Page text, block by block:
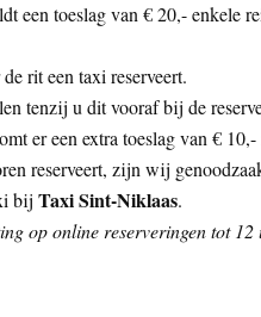
een toeslag van € 20,- enkele
rit een taxi reserveert.
tenzij u dit vooraf bij de
er een extra toeslag van €
reserveert, zijn wij
bij Taxi Sint-Niklaas.
op online reserveringen tot